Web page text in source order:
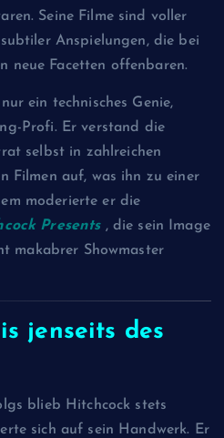
Seine Filme sind voller
Anspielungen, die bei
neue Facetten offenbaren.
ein technisches Genie,
Profi. Er verstand die
selbst in zahlreichen
Filmen auf, was ihn zu einer
moderierte er die
Presents , die sein Image
makabrer Showmaster
jenseits des
blieb Hitchcock stets
sich auf sein Handwerk. Er